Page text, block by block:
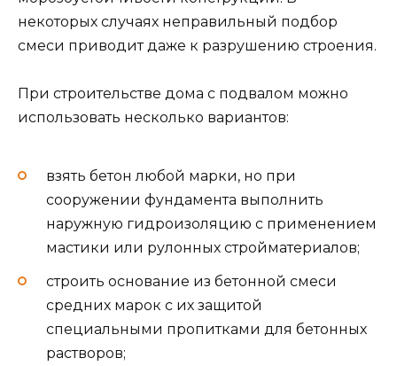
некоторых случаях неправильный подбор
смеси приводит даже к разрушению строения.
При строительстве дома с подвалом можно
использовать несколько вариантов:
взять бетон любой марки, но при
сооружении фундамента выполнить
наружную гидроизоляцию с применением
мастики или рулонных стройматериалов;
строить основание из бетонной смеси
средних марок с их защитой
специальными пропитками для бетонных
растворов;